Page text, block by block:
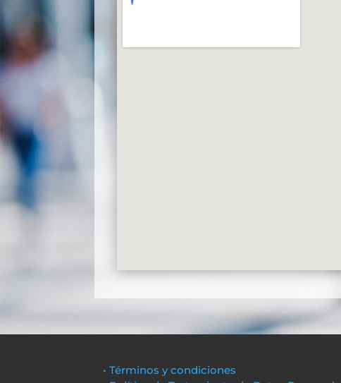
• Términos y condiciones